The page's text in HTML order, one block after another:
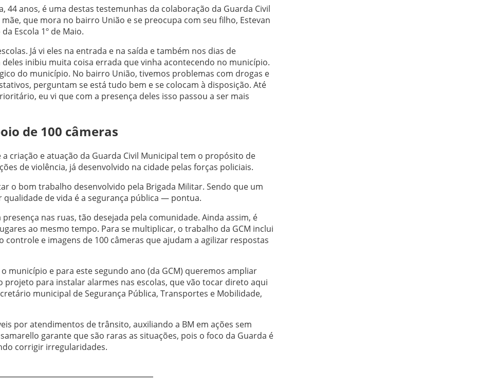
44 anos, é uma destas testemunhas da colaboração da Guarda Civil
que mora no bairro União e se preocupa com seu filho, Estevan
Escola 1º de Maio.
Já vi eles na entrada e na saída e também nos dias de
inibiu muita coisa errada que vinha acontecendo no município.
do município. No bairro União, tivemos problemas com drogas e
perguntam se está tudo bem e se colocam à disposição. Até
eu vi que com a presença deles isso passou a ser mais
de 100 câmeras
criação e atuação da Guarda Civil Municipal tem o propósito de
de violência, já desenvolvido na cidade pelas forças policiais.
o bom trabalho desenvolvido pela Brigada Militar. Sendo que um
de vida é a segurança pública — pontua.
nas ruas, tão desejada pela comunidade. Ainda assim, é
ao mesmo tempo. Para se multiplicar, o trabalho da GCM inclui
e imagens de 100 câmeras que ajudam a agilizar respostas
município e para este segundo ano (da GCM) queremos ampliar
para instalar alarmes nas escolas, que vão tocar direto aqui
municipal de Segurança Pública, Transportes e Mobilidade,
por atendimentos de trânsito, auxiliando a BM em ações sem
garante que são raras as situações, pois o foco da Guarda é
corrigir irregularidades.